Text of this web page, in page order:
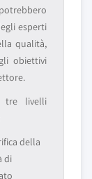
esperti
qualità,
obiettivi
tre livelli
della
di